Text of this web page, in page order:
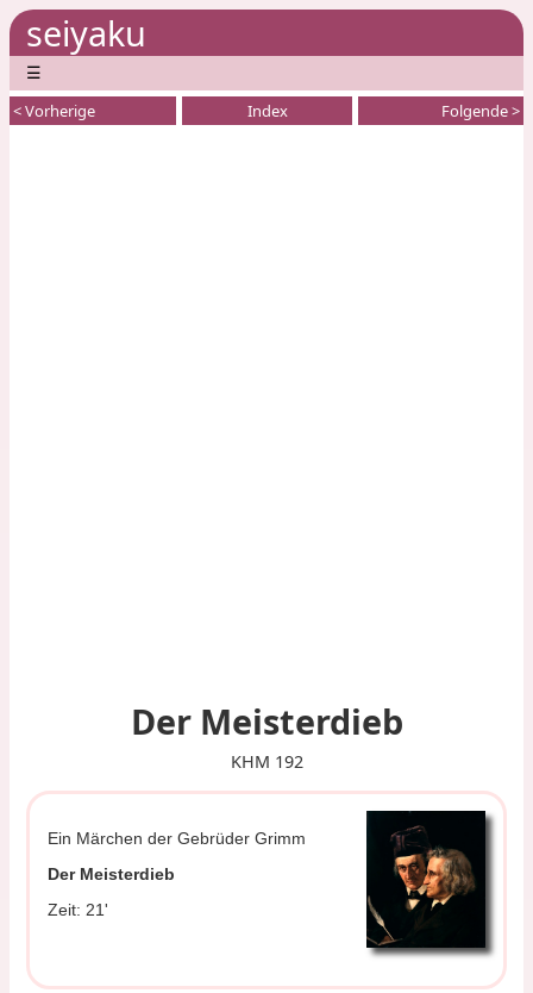
seiyaku
☰
< Vorherige Index Folgende >
Der Meisterdieb
KHM 192
Ein Märchen der Gebrüder Grimm
Der Meisterdieb
Zeit: 21'